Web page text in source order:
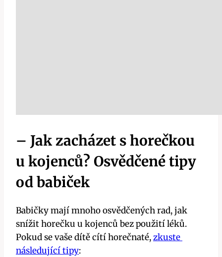
– Jak zacházet s⁤ horečkou
u ⁢kojenců? Osvědčené⁣ tipy
od babiček
Babičky⁤ mají mnoho ⁤osvědčených rad, jak
snížit horečku u​ kojenců bez použití léků.
Pokud se vaše dítě cítí ⁢horečnaté,zkuste ​
následující tipy: